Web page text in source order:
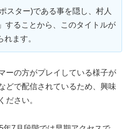
スター)である事を隠し、村人
」することから、このタイトルが
ます。
ーの方がプレイしている様子が
どで配信されているため、興味
ださい。